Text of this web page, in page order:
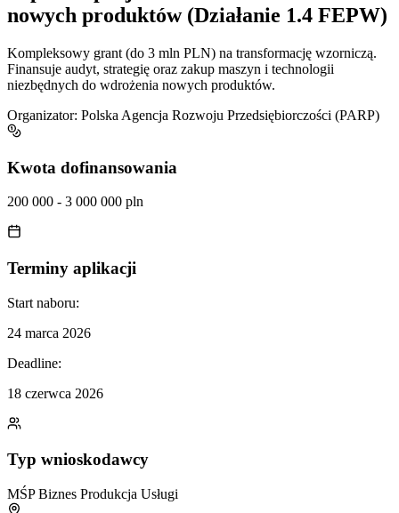
nowych produktów (Działanie 1.4 FEPW)
Kompleksowy grant (do 3 mln PLN) na transformację wzorniczą.
Finansuje audyt, strategię oraz zakup maszyn i technologii
niezbędnych do wdrożenia nowych produktów.
Organizator: Polska Agencja Rozwoju Przedsiębiorczości (PARP)
Kwota dofinansowania
200 000 - 3 000 000 pln
Terminy aplikacji
Start naboru:
24 marca 2026
Deadline:
18 czerwca 2026
Typ wnioskodawcy
MŚPBiznes Produkcja Usługi